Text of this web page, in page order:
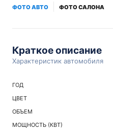
ФОТО АВТО ФОТО САЛОНА
Краткое описание
Характеристик автомобиля
ГОД
ЦВЕТ
ОБЪЕМ
МОЩНОСТЬ (КВТ)